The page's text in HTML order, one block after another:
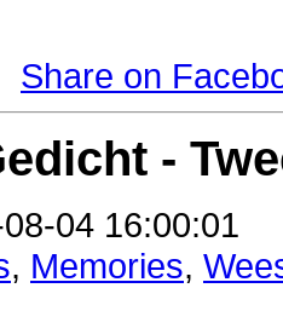
Share on
-
04 16:00:01
, Memories,